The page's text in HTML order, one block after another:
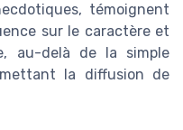
témoignent
sur le caractère et
au-delà de la simple
la diffusion de